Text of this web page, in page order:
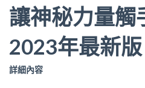
讓神秘力量觸
2023年最新版
詳細內容